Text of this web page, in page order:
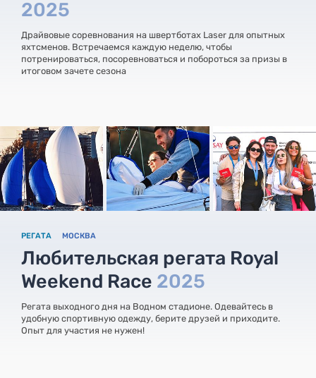
2025
Драйвовые соревнования на швертботах Laser для опытных
яхтсменов. Встречаемся каждую неделю, чтобы
потренироваться, посоревноваться и побороться за призы в
итоговом зачете сезона
РЕГАТА МОСКВА
Любительская регата Royal
Weekend Race 2025
Регата выходного дня на Водном стадионе. Одевайтесь в
удобную спортивную одежду, берите друзей и приходите.
Опыт для участия не нужен!